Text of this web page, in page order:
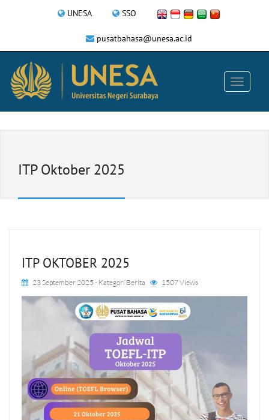
UNESA SSO
pusatbahasa@unesa.ac.id
ITP Oktober 2025
ITP OKTOBER 2025
23 September 2025 - Kategori Berita 1507 Views